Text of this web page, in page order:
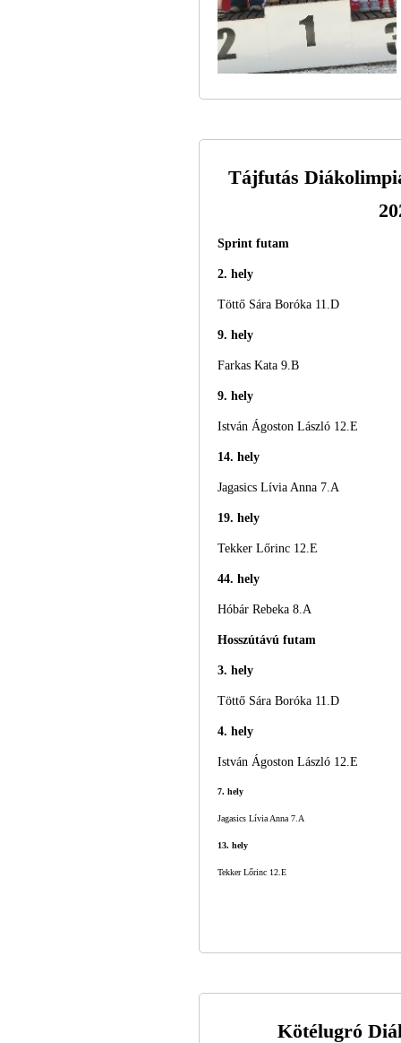
Tájfutás
Sprint futam
2. hely
Töttő Sára Boróka 11.D
9. hely
Farkas Kata 9.B
9. hely
István Ágoston László 12.E
14. hely
Jagasics Lívia Anna 7.A
19. hely
Tekker Lőrinc 12.E
44. hely
Hóbár Rebeka 8.A
Hosszútávú futam
3. hely
Töttő Sára Boróka 11.D
4. hely
István Ágoston László 12.E
7. hely
Jagasics Lívia Anna 7.A
13. hely
Tekker Lőrinc 12.E
Kötélugró